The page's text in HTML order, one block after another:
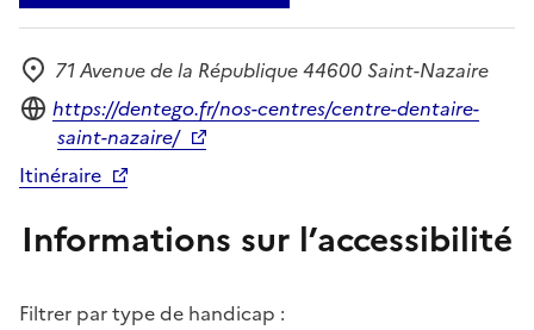
Adresse
71 Avenue de la République 44600 Saint-Nazaire
Site internet
https://dentego.fr/nos-centres/centre-dentaire-
saint-nazaire/
Itinéraire
Informations sur l’accessibilité
Filtrer par type de handicap :